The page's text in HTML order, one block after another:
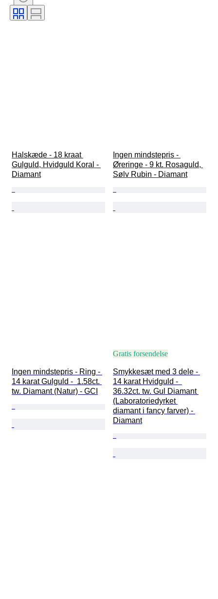
Størrelse på genstand
Ædelstensgennemsigtighed
Halskæde - 18 kraat
Gulguld, Hvidguld Koral -
Diamant
Ingen mindstepris -
Øreringe - 9 kt. Rosaguld,
Sølv Rubin - Diamant
Ingen mindstepris - Ring -
14 karat Gulguld -  1.58ct.
tw. Diamant (Natur) - GCI
Gratis forsendelse
Smykkesæt med 3 dele -
14 karat Hvidguld -
36.32ct. tw. Gul Diamant
(Laboratoriedyrket
diamant i fancy farver) -
Diamant